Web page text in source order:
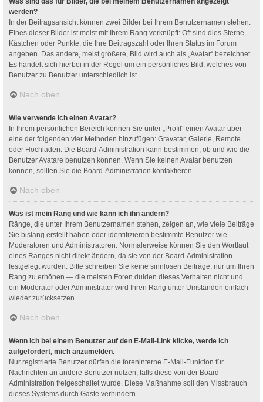
werden?
In der Beitragsansicht können zwei Bilder bei Ihrem Benutzernamen stehen.
Eines dieser Bilder ist meist mit Ihrem Rang verknüpft: Oft sind dies Sterne,
Kästchen oder Punkte, die Ihre Beitragszahl oder Ihren Status im Forum
angeben. Das andere, meist größere, Bild wird auch als „Avatar“ bezeichnet.
Es handelt sich hierbei in der Regel um ein persönliches Bild, welches von
Benutzer zu Benutzer unterschiedlich ist.
Nach oben
Wie verwende ich einen Avatar?
In Ihrem persönlichen Bereich können Sie unter „Profil“ einen Avatar über
eine der folgenden vier Methoden hinzufügen: Gravatar, Galerie, Remote
oder Hochladen. Die Board-Administration kann bestimmen, ob und wie die
Benutzer Avatare benutzen können. Wenn Sie keinen Avatar benutzen
können, sollten Sie die Board-Administration kontaktieren.
Nach oben
Was ist mein Rang und wie kann ich ihn ändern?
Ränge, die unter Ihrem Benutzernamen stehen, zeigen an, wie viele Beiträge
Sie bislang erstellt haben oder identifizieren bestimmte Benutzer wie
Moderatoren und Administratoren. Normalerweise können Sie den Wortlaut
eines Ranges nicht direkt ändern, da sie von der Board-Administration
festgelegt wurden. Bitte schreiben Sie keine sinnlosen Beiträge, nur um Ihren
Rang zu erhöhen — die meisten Foren dulden dieses Verhalten nicht und
ein Moderator oder Administrator wird Ihren Rang unter Umständen einfach
wieder zurücksetzen.
Nach oben
Wenn ich bei einem Benutzer auf den E-Mail-Link klicke, werde ich
aufgefordert, mich anzumelden.
Nur registrierte Benutzer dürfen die foreninterne E-Mail-Funktion für
Nachrichten an andere Benutzer nutzen, falls diese von der Board-
Administration freigeschaltet wurde. Diese Maßnahme soll den Missbrauch
dieses Systems durch Gäste verhindern.